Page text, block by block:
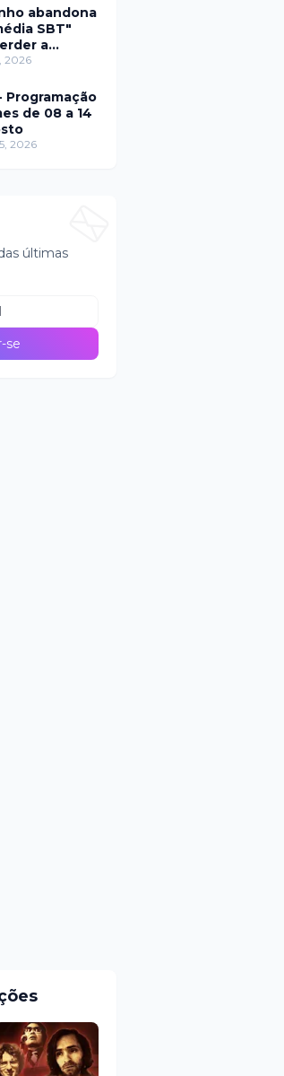
fraudeabandona
SBT"
a
com Sarro
2026
Programação
de 08 a 14
2026
últimas